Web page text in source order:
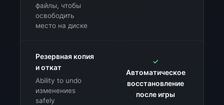
файлы, чтобы
освободить
место на диске
Резервная копия
и откат
Ability to undo
изменениеs
safely
✓
Автоматическое
восстановление
после игры